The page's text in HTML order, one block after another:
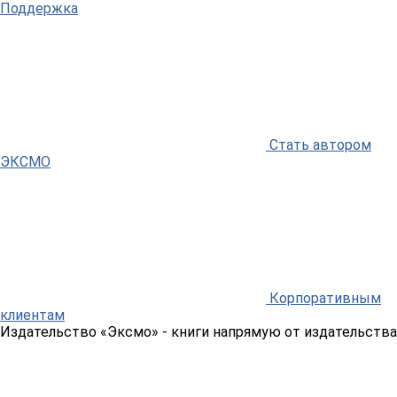
Поддержка
Стать автором
ЭКСМО
Корпоративным
клиентам
Издательство «Эксмо» - книги напрямую от издательства